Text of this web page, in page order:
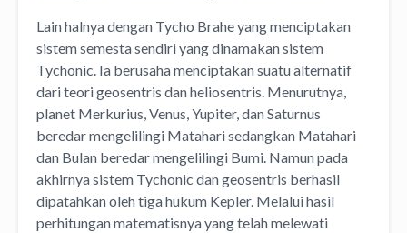
Lain halnya dengan Tycho Brahe yang menciptakan
sistem semesta sendiri yang dinamakan sistem
Tychonic. Ia berusaha menciptakan suatu alternatif
dari teori geosentris dan heliosentris. Menurutnya,
planet Merkurius, Venus, Yupiter, dan Saturnus
beredar mengelilingi Matahari sedangkan Matahari
dan Bulan beredar mengelilingi Bumi. Namun pada
akhirnya sistem Tychonic dan geosentris berhasil
dipatahkan oleh tiga hukum Kepler. Melalui hasil
perhitungan matematisnya yang telah melewati